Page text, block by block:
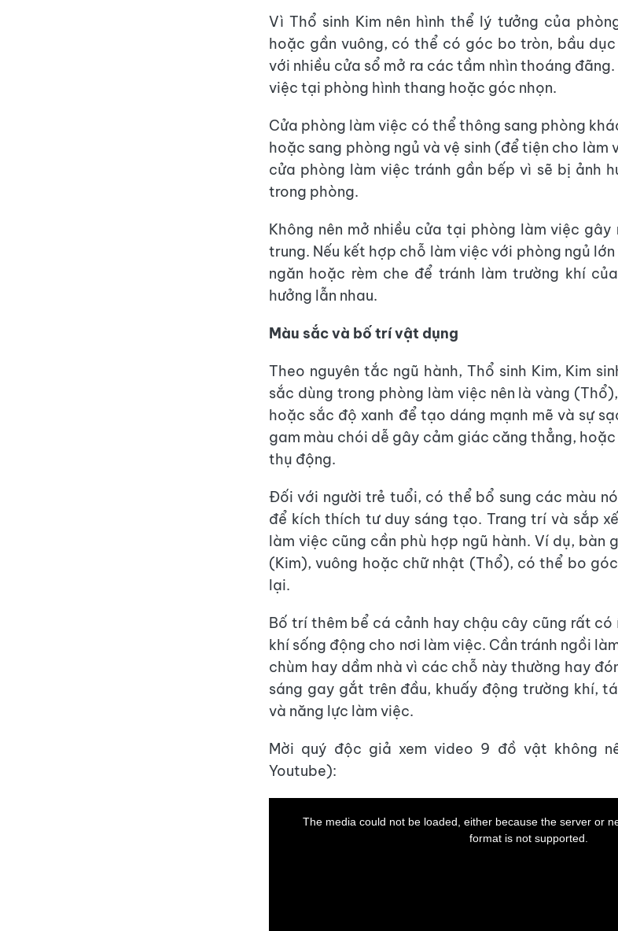
Vì Thổ sinh Kim nên hình thể lý tưởng của
hoặc gần vuông, có thể có góc bo tròn, bầu
với nhiều cửa sổ mở ra các tầm nhìn thoáng
việc tại phòng hình thang hoặc góc nhọn.
Cửa phòng làm việc có thể thông sang phòng
hoặc sang phòng ngủ và vệ sinh (để tiện cho làm
cửa phòng làm việc tránh gần bếp vì sẽ bị ảnh
trong phòng.
Không nên mở nhiều cửa tại phòng làm việc
trung. Nếu kết hợp chỗ làm việc với phòng ngủ
ngăn hoặc rèm che để tránh làm trường khí
hưởng lẫn nhau.
Màu sắc và bố trí vật dụng
Theo nguyên tắc ngũ hành, Thổ sinh Kim, Kim
sắc dùng trong phòng làm việc nên là vàng
hoặc sắc độ xanh để tạo dáng mạnh mẽ và sự
gam màu chói dễ gây cảm giác căng thẳng,
thụ động.
Đối với người trẻ tuổi, có thể bổ sung các màu
để kích thích tư duy sáng tạo. Trang trí và sắp
làm việc cũng cần phù hợp ngũ hành. Ví dụ, bàn
(Kim), vuông hoặc chữ nhật (Thổ), có thể bo
lại.
Bố trí thêm bể cá cảnh hay chậu cây cũng rất
khí sống động cho nơi làm việc. Cần tránh ngồi
chùm hay dầm nhà vì các chỗ này thường hay
sáng gay gắt trên đầu, khuấy động trường khí,
và năng lực làm việc.
Mời quý độc giả xem video 9 đồ vật không
Youtube):
The media could not be loaded, either because the server or
format is not supported.